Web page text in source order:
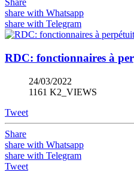
Share
share with Whatsapp
share with Telegram
RDC: fonctionnaires à
24/03/2022
1161 K2_VIEWS
Tweet
Share
share with Whatsapp
share with Telegram
Tweet